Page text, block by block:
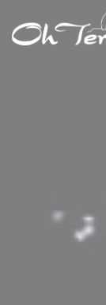
Personnalisation de